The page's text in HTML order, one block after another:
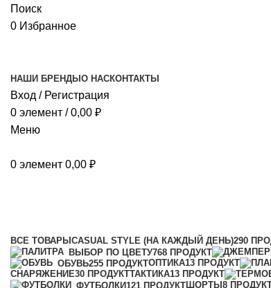
Поиск
0 Избранное
НАШИ БРЕНДЫ О НАСКОНТАКТЫ
Вход / Регистрация
0 элемент / 0,00 ₽
Меню
0 элемент 0,00 ₽
ВСЕ ТОВАРЫ CASUAL STYLE (НА КАЖДЫЙ ДЕНЬ)290
ВЫБОР ПО ЦВЕТУ768 ПРОДУКТ
ОБУВЬ255 ПРОДУКТОПТИКА13 ПРОДУКТ
СНАРЯЖЕНИЕ30 ПРОДУКТТАКТИКА13 ПРОДУКТ
ФУТБОЛКИ121 ПРОДУКТШОРТЫ 8